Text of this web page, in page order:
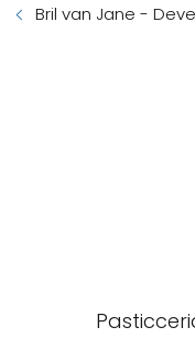
Bril van Jane -